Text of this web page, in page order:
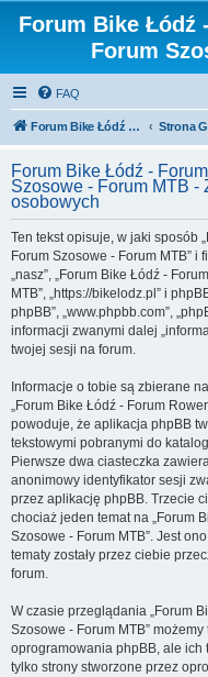
Forum Bike Łódź
Forum
FAQ
Forum Bike Łódź - Forum Rowerowe Łódź - Forum Szosowe - Forum MTB Strona
Forum Bike Łódź -
Szosowe - Forum MTB -
osobowych
Ten tekst opisuje, w jaki sposób
Forum Szosowe - Forum MTB” i
„nasz”, „Forum Bike Łódź -
MTB”, „https://bikelodz.pl” i
phpBB”, „www.phpbb.com”,
informacji zwanymi dalej
twojej sesji na forum.
Informacje o tobie są zbierane
„Forum Bike Łódź - Forum
powoduje, że aplikacja phpBB
tekstowymi pobranymi do
Pierwsze dwa ciasteczka
anonimowy identyfikator sesji
przez aplikację phpBB. Trzecie
chociaż jeden temat na „Forum
Szosowe - Forum MTB”. Jest
tematy zostały przez ciebie
forum.
W czasie przeglądania „Forum
Szosowe - Forum MTB”
oprogramowania phpBB, ale ich
tylko strony stworzone przez